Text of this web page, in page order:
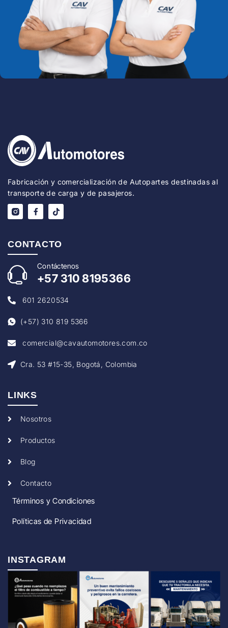
Fabricación y comercialización de Autopartes destinadas al
transporte de carga y de pasajeros.
CONTACTO
Contáctenos
+57 310 8195366
601 2620534
(+57) 310 819 5366
comercial@cavautomotores.com.co
Cra. 53 #15-35, Bogotá, Colombia
LINKS
Nosotros
Productos
Blog
Contacto
Términos y Condiciones
Políticas de Privacidad
INSTAGRAM